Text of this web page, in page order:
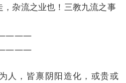
杂流之业也！三教九流之事
人，皆禀阴阳造化，或贵或